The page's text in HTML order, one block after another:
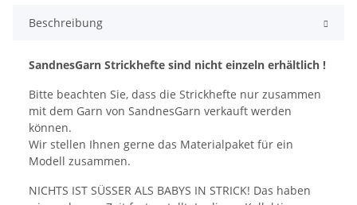
Beschreibung
SandnesGarn Strickhefte sind nicht einzeln erhältlich !
Bitte beachten Sie, dass die Strickhefte nur zusammen
mit dem Garn von SandnesGarn verkauft werden
können.
Wir stellen Ihnen gerne das Materialpaket für ein
Modell zusammen.
NICHTS IST SÜSSER ALS BABYS IN STRICK! Das haben